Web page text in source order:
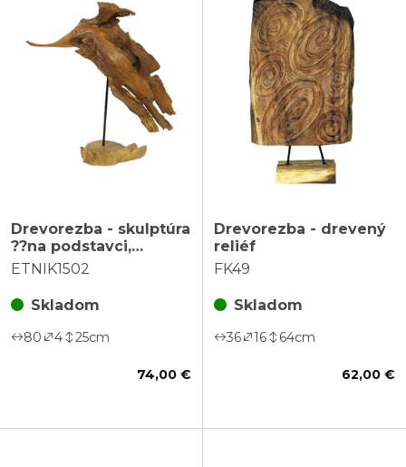
Drevorezba - skulptúra
??na podstavci,
abstraktné
ETNIK1502
Skladom
80 4 25cm
74,00 €
Drevorezba - drevený
reliéf
FK49
Skladom
36 16 64cm
62,00 €